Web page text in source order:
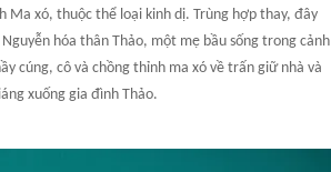
Ma xó, thuộc thể loại kinh dị. Trùng hợp thay, đây
hóa thân Thảo, một mẹ bầu sống trong cảnh
cúng, cô và chồng thỉnh ma xó về trấn giữ nhà và
xuống gia đình Thảo.